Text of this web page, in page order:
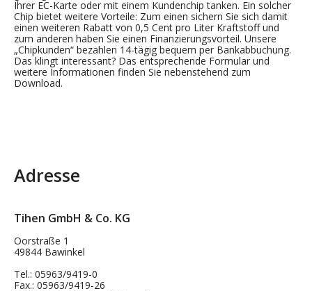
Ihrer EC-Karte oder mit einem Kundenchip tanken. Ein solcher
Chip bietet weitere Vorteile: Zum einen sichern Sie sich damit
einen weiteren Rabatt von 0,5 Cent pro Liter Kraftstoff und
zum anderen haben Sie einen Finanzierungsvorteil. Unsere
„Chipkunden“ bezahlen 14-tägig bequem per Bankabbuchung.
Das klingt interessant? Das entsprechende Formular und
weitere Informationen finden Sie nebenstehend zum
Download.
Adresse
Tihen GmbH & Co. KG
Oorstraße 1
49844 Bawinkel
Tel.: 05963/9419-0
Fax.: 05963/9419-26